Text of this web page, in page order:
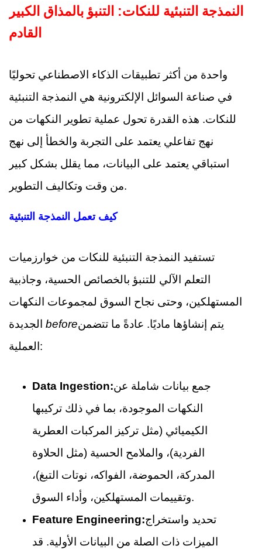
النمذجة التنبئية للنكات: التنبؤ بالمذاق الكبير
القادم
واحدة من أكثر تطبيقات الذكاء الاصطناعي تحوليًا
في صناعة السوائل الإلكترونية هي النمذجة التنبئية
للنكات. هذه القدرة تحول عملية تطوير النكهات من
نهج تفاعلي يعتمد على التجربة والخطأ إلى نهج
استباقي يعتمد على البيانات، مما يقلل بشكل كبير
من وقت وتكاليف التطوير.
كيف تعمل النمذجة التنبئية
تستفيد النمذجة التنبئية للنكات من خوارزميات
التعلم الآلي للتنبؤ بالخصائص الحسية، وجاذبية
المستهلكين، وحتى نجاح السوق لمجموعات النكهات
beforeيتم إنشاؤها ماديًا. عادةً ما تتضمن
العملية:
Data Ingestion:جمع بيانات شاملة عن
النكهات الموجودة، بما في ذلك تركيبها
الكيميائي (مثل تركيز المركبات العطرية
الفردية)، والملامح الحسية (مثل الحلاوة
المدركة، الحموضة، الفواكه، نوتات التبغ)،
وتقييمات المستهلكين، وأداء السوق.
Feature Engineering:تحديد واستخراج
الميزات ذات الصلة من البيانات الأولية. قد